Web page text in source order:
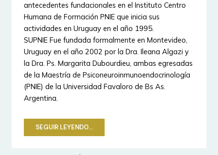
antecedentes fundacionales en el Instituto Centro
Humana de Formación PNIE que inicia sus
actividades en Uruguay en el año 1995.
SUPNIE Fue fundada formalmente en Montevideo,
Uruguay en el año 2002 por la Dra. Ileana Algazi y
la Dra. Ps. Margarita Dubourdieu, ambas egresadas
de la Maestría de Psiconeuroinmunoendocrinología
(PNIE) de la Universidad Favaloro de Bs As.
Argentina.
SEGUIR LEYENDO…